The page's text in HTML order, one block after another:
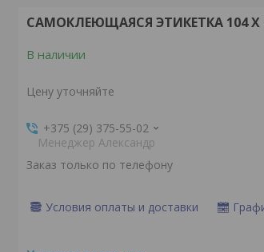
САМОКЛЕЮЩАЯСЯ ЭТИКЕТКА 104 X
В наличии
Цену уточняйте
+375 (29) 375-55-02
Менеджер Александр
Заказ только по телефону
Условия оплаты и доставки